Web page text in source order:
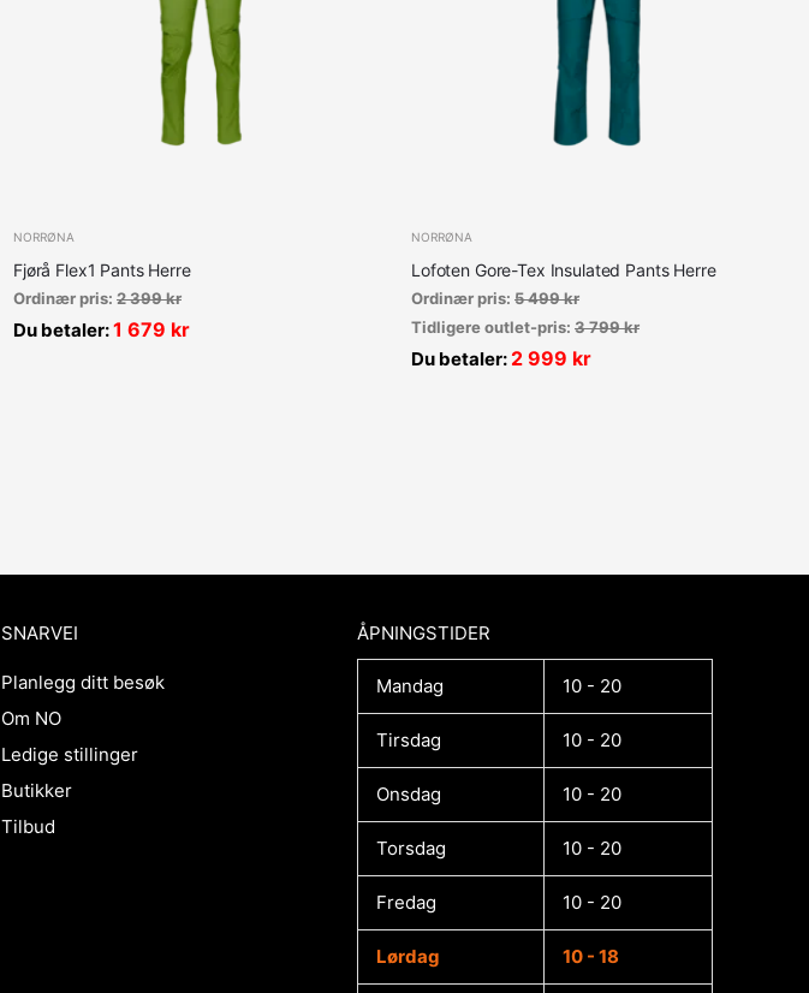
NORRØNA
Fjørå Flex1 Pants Herre
Ordinær pris: 2 399kr
Du betaler:1 679 kr
NORRØNA
Lofoten Gore-Tex Insulated Pants Herre
Ordinær pris: 5 499kr
Tidligere outlet-pris: 3 799kr
Du betaler: 2 999 kr
SNARVEI
Planlegg ditt besøk
Om NO
Ledige stillinger
Butikker
Tilbud
ÅPNINGSTIDER​
Mandag 10 - 20
Tirsdag 10 - 20
Onsdag 10 - 20
Torsdag 10 - 20
Fredag 10 - 20
Lørdag 10 - 18